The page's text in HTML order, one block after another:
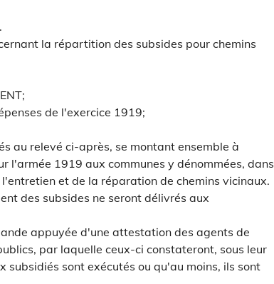
la répartition des subsides pour chemins
de l'exercice 1919;
au relevé ci-après, se montant ensemble à
l'armée 1919 aux communes y dénommées, dans
et de la réparation de chemins vicinaux.
des subsides ne seront délivrés aux
appuyée d'une attestation des agents de
par laquelle ceux-ci constateront, sous leur
subsidiés sont exécutés ou qu'au moins, ils sont